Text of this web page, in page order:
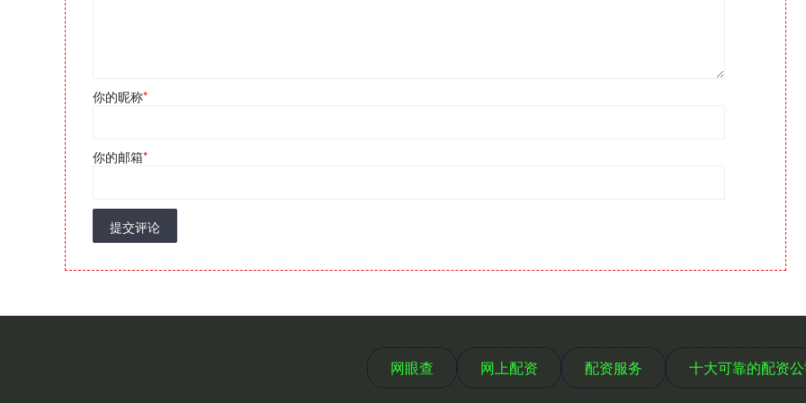
你的昵称*
你的邮箱*
提交评论
网眼查 网上配资 配资服务 十大可靠的配资